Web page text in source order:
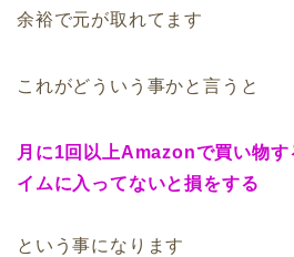
余裕で元が取れてます
これがどういう事かと言うと
月に1回以上Amazonで買い物
イムに入ってないと損をする
という事になります